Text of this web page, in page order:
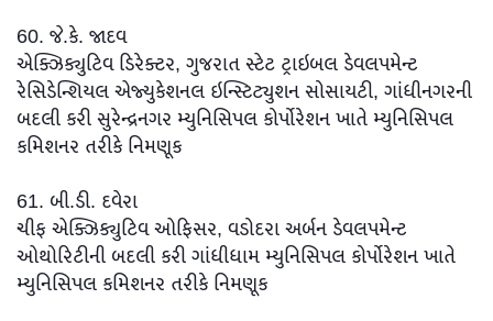
60. જે.કે. જાદવ
એક્ઝિક્યુટિવ ડિરેક્ટર, ગુજરાત સ્ટેટ ટ્રાઇબલ ડેવલપમેન્ટ
રેસિડેન્શિયલ એજ્યુકેશનલ ઇન્સ્ટિટ્યુશન સોસાયટી, ગાંધીનગરની
બદલી કરી સુરેન્દ્રનગર મ્યુનિસિપલ કોર્પોરેશન ખાતે મ્યુનિસિપલ
કમિશનર તરીકે નિમણૂક
61. બી.ડી. દવેરા
ચીફ એક્ઝિક્યુટિવ ઓફિસર, વડોદરા અર્બન ડેવલપમેન્ટ
ઓથોરિટીની બદલી કરી ગાંધીધામ મ્યુનિસિપલ કોર્પોરેશન ખાતે
મ્યુનિસિપલ કમિશનર તરીકે નિમણૂક